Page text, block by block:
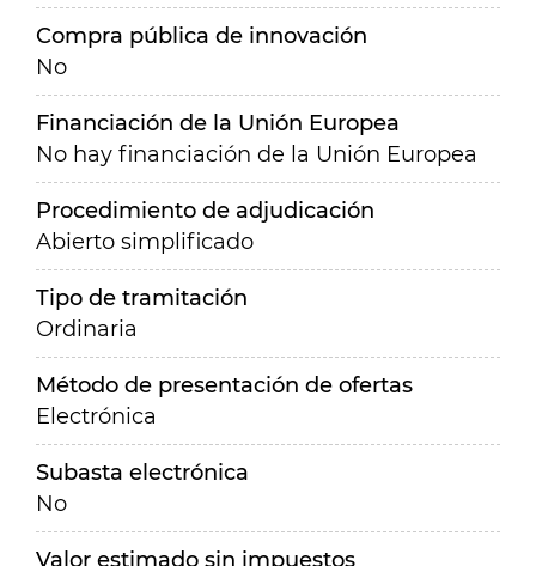
Compra pública de innovación
No
Financiación de la Unión Europea
No hay financiación de la Unión Europea
Procedimiento de adjudicación
Abierto simplificado
Tipo de tramitación
Ordinaria
Método de presentación de ofertas
Electrónica
Subasta electrónica
No
Valor estimado sin impuestos